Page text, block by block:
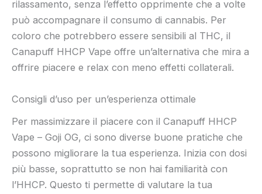
rilassamento, senza l’effetto opprimente che a volte
può accompagnare il consumo di cannabis. Per
coloro che potrebbero essere sensibili al THC, il
Canapuff HHCP Vape offre un’alternativa che mira a
offrire piacere e relax con meno effetti collaterali.
Consigli d’uso per un’esperienza ottimale
Per massimizzare il piacere con il Canapuff HHCP
Vape – Goji OG, ci sono diverse buone pratiche che
possono migliorare la tua esperienza. Inizia con dosi
più basse, soprattutto se non hai familiarità con
l’HHCP. Questo ti permette di valutare la tua